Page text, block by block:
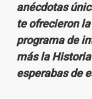
anécdotas
te ofrecieron
programa de
más la
esperabas de